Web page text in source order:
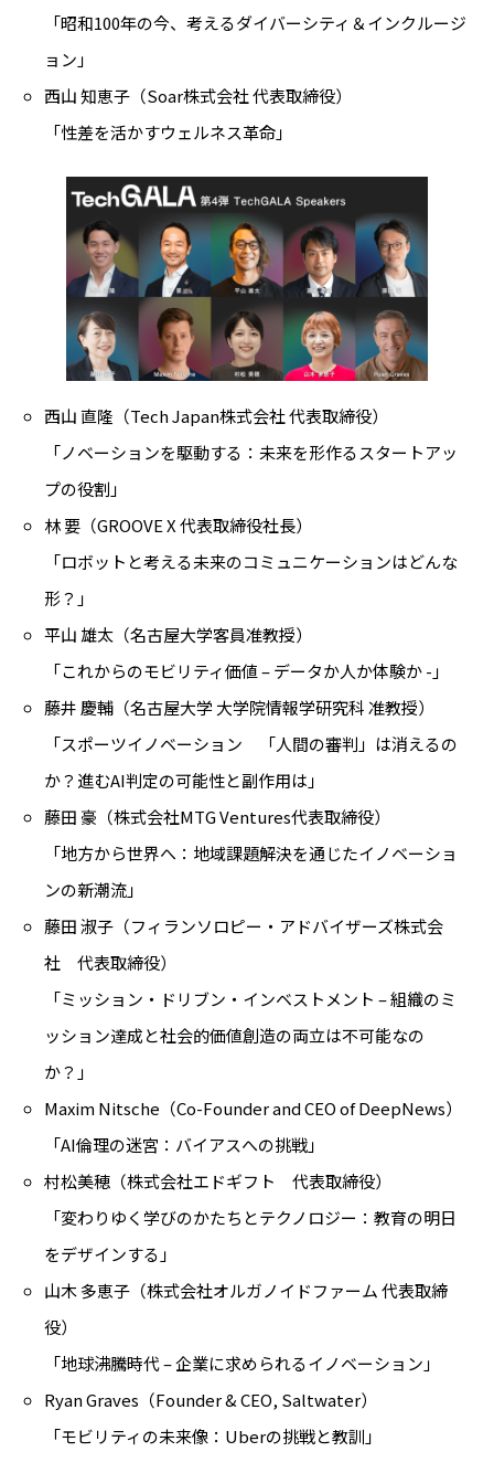
「昭和100年の今、考えるダイバーシティ＆インクルージ
ョン」
西山 知恵子（Soar株式会社 代表取締役）
「性差を活かすウェルネス革命」
西山 直隆（Tech Japan株式会社 代表取締役）
「ノベーションを駆動する：未来を形作るスタートアッ
プの役割」
林 要（GROOVE X 代表取締役社長）
「ロボットと考える未来のコミュニケーションはどんな
形？」
平山 雄太（名古屋大学客員准教授）
「これからのモビリティ価値 – データか人か体験か -」
藤井 慶輔（名古屋大学 大学院情報学研究科 准教授）
「スポーツイノベーション 「人間の審判」は消えるの
か？進むAI判定の可能性と副作用は」
藤田 豪（株式会社MTG Ventures代表取締役）
「地方から世界へ：地域課題解決を通じたイノベーショ
ンの新潮流」
藤田 淑子（フィランソロピー・アドバイザーズ株式会
社 代表取締役）
「ミッション・ドリブン・インベストメント – 組織のミ
ッション達成と社会的価値創造の両立は不可能なの
か？」
Maxim Nitsche（Co-Founder and CEO of DeepNews）
「AI倫理の迷宮：バイアスへの挑戦」
村松美穂（株式会社エドギフト 代表取締役）
「変わりゆく学びのかたちとテクノロジー：教育の明日
をデザインする」
山木 多恵子（株式会社オルガノイドファーム 代表取締
役）
「地球沸騰時代 – 企業に求められるイノベーション」
Ryan Graves（Founder & CEO, Saltwater）
「モビリティの未来像：Uberの挑戦と教訓」